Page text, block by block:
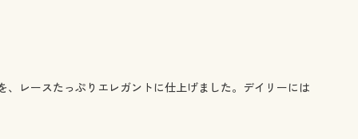
レースたっぷりエレガントに仕上げました。デイリーには